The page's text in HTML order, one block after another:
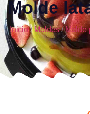
Molde
Inicio/Moldes/Molde